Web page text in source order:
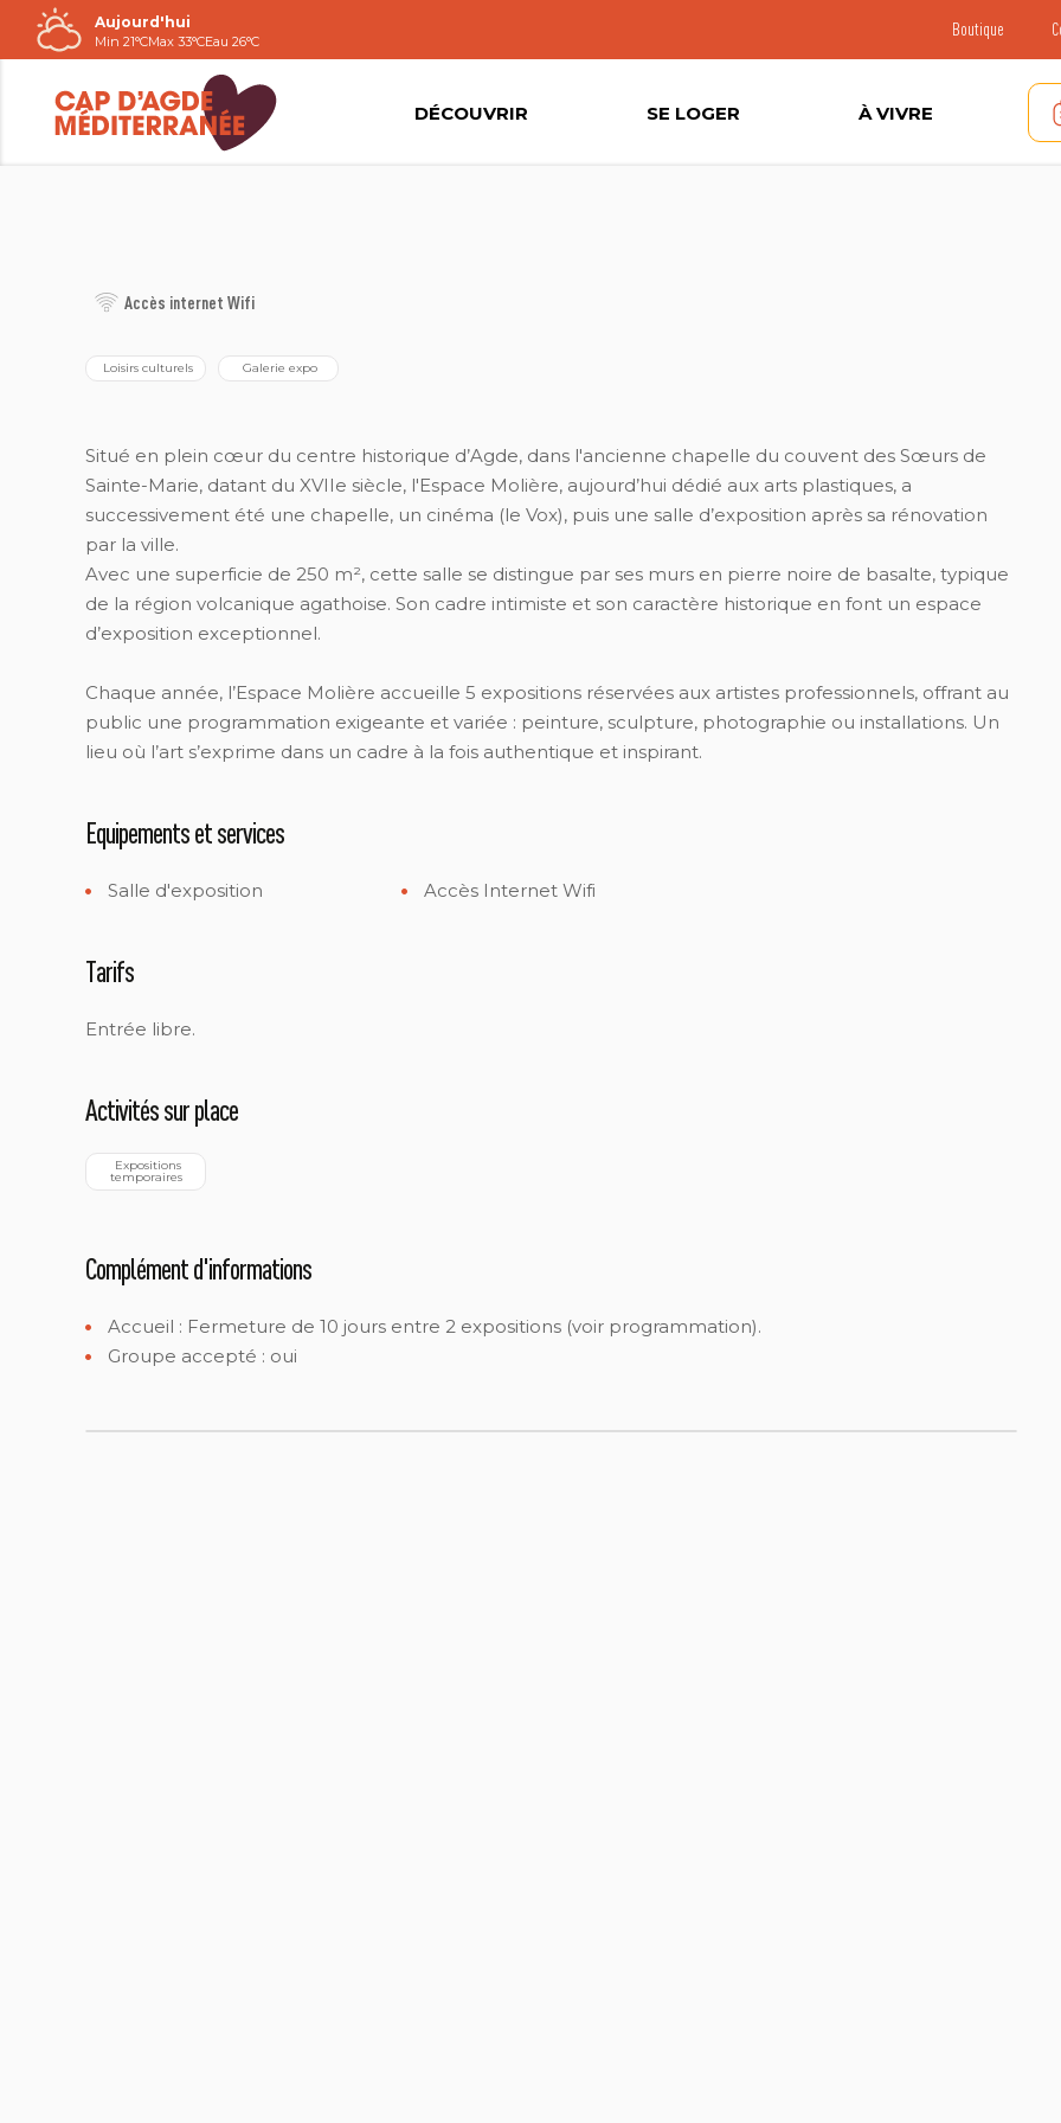
Passer
au
contenu
Aujourd'hui
Min 21°CMax 33°CEau 26°C
Boutique
DÉCOUVRIR SE LOGER À VIVRE
Accès internet Wifi
Loisirs culturels Galerie expo
Situé en plein cœur du centre historique d’Agde, dans l'ancienne chapelle du couvent des Sœurs de
Sainte-Marie, datant du XVIIe siècle, l'Espace Molière, aujourd’hui dédié aux arts plastiques, a
successivement été une chapelle, un cinéma (le Vox), puis une salle d’exposition après sa rénovation
par la ville.
Avec une superficie de 250 m², cette salle se distingue par ses murs en pierre noire de basalte, typique
de la région volcanique agathoise. Son cadre intimiste et son caractère historique en font un espace
d’exposition exceptionnel.
Chaque année, l’Espace Molière accueille 5 expositions réservées aux artistes professionnels, offrant au
public une programmation exigeante et variée : peinture, sculpture, photographie ou installations. Un
lieu où l’art s’exprime dans un cadre à la fois authentique et inspirant.
Equipements et services
Salle d'exposition Accès Internet Wifi
Tarifs
Entrée libre.
Activités sur place
temporaires
Complément d'informations
Accueil : Fermeture de 10 jours entre 2 expositions (voir programmation).
Groupe accepté : oui